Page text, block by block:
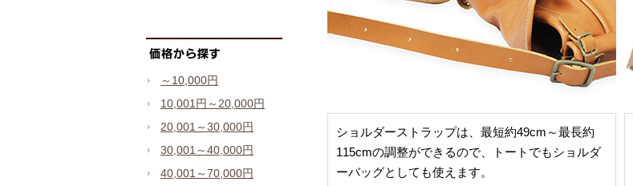
～10,000円
10,001円～20,000円
20,001～30,000円
30,001～40,000円
40,001～70,000円
ショルダーストラップは、最短約49cm～最長約
115cmの調整ができるので、トートでもショルダ
ーバッグとしても使えます。